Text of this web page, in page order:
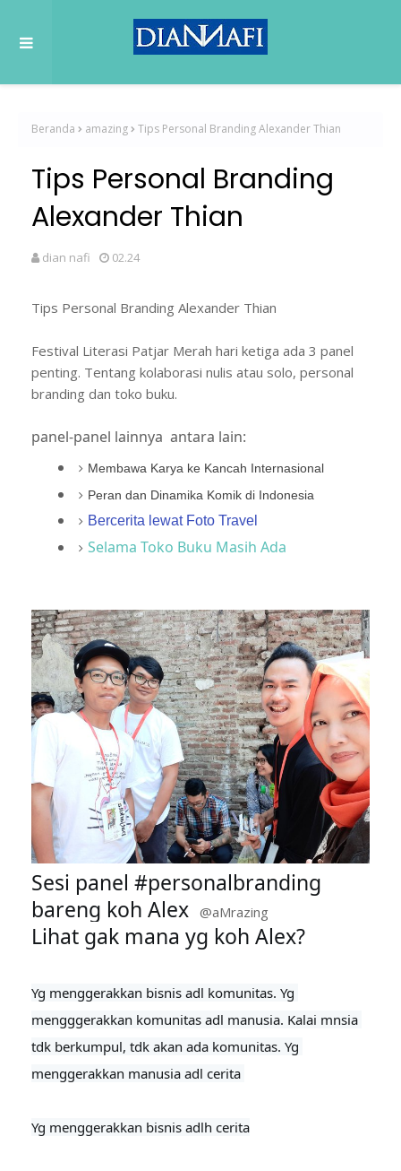
Beranda amazing Tips Personal Branding Alexander Thian
Tips Personal Branding
Alexander Thian
dian nafi 02.24
Tips Personal Branding Alexander Thian
Festival Literasi Patjar Merah hari ketiga ada 3 panel
penting. Tentang kolaborasi nulis atau solo, personal
branding dan toko buku.
panel-panel lainnya antara lain:
Membawa Karya ke Kancah Internasional
Peran dan Dinamika Komik di Indonesia
Bercerita lewat Foto Travel
Selama Toko Buku Masih Ada
Sesi panel #personalbranding
bareng koh Alex @aMrazing
Lihat gak mana yg koh Alex?
Yg menggerakkan bisnis adl komunitas. Yg
mengggerakkan komunitas adl manusia. Kalai mnsia
tdk berkumpul, tdk akan ada komunitas. Yg
menggerakkan manusia adl cerita
Yg menggerakkan bisnis adlh cerita